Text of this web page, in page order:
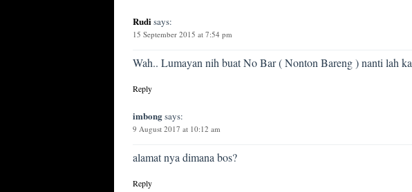
Rudisays:
15 September 2015 at 7:54 pm
Wah.. Lumayan nih buat No Bar ( Nonton Bareng ) nanti lah
Reply
imbongsays:
9 August 2017 at 10:12 am
alamat nya dimana bos?
Reply